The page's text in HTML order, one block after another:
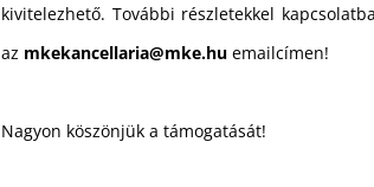
kivitelezhető. További részletekkel
az mkekancellaria@mke.hu emailcímen!
Nagyon köszönjük a támogatását!